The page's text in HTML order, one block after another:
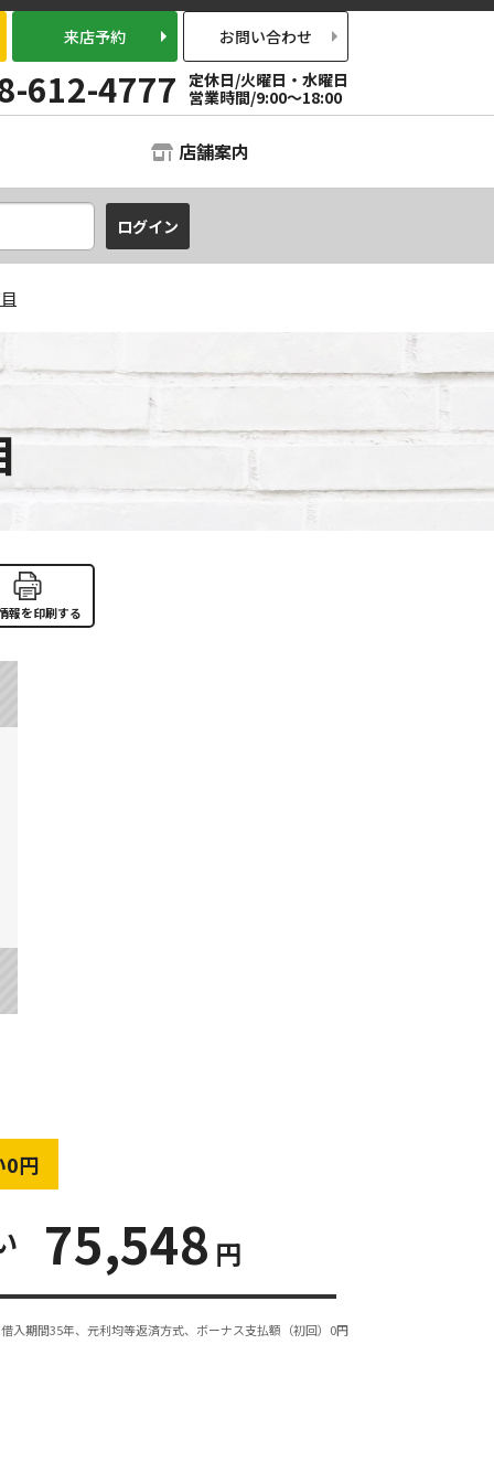
来店予約 お問い合わせ
612-4777
定休日/火曜日・水曜日
営業時間/9:00～18:00
店舗案内
報を印刷する
0円
75,548 円
入期間35年、元利均等返済方式、ボーナス支払額（初回）0円